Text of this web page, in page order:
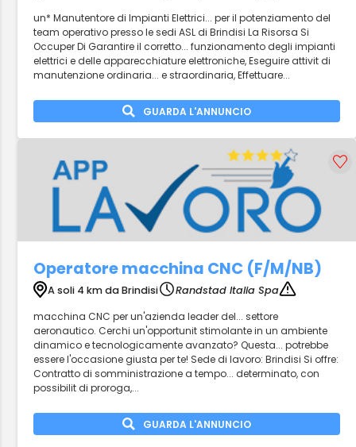
un* Manutentore di Impianti Elettrici... per il potenziamento del
team operativo presso le sedi ASL di Brindisi La Risorsa Si
Occuper Di Garantire il corretto... funzionamento degli impianti
elettrici e delle apparecchiature elettroniche, Eseguire attivit di
manutenzione ordinaria... e straordinaria, Effettuare...
GUARDA L'ANNUNCIO
Operatore macchina CNC (F/M/NB)
A soli 4 km da Brindisi
Randstad Italia Spa
macchina CNC per un'azienda leader del... settore
aeronautico. Cerchi un'opportunit stimolante in un ambiente
dinamico e tecnologicamente avanzato? Questa... potrebbe
essere l'occasione giusta per te! Sede di lavoro: Brindisi Si offre:
Contratto di somministrazione a tempo... determinato, con
possibilit di proroga,...
GUARDA L'ANNUNCIO